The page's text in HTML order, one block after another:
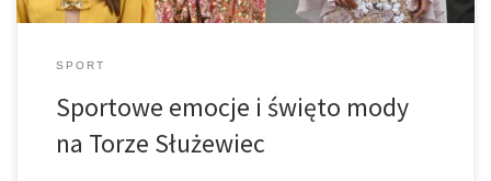
SPORT
Sportowe emocje i święto mody
na Torze Służewiec